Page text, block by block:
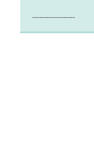
------------------